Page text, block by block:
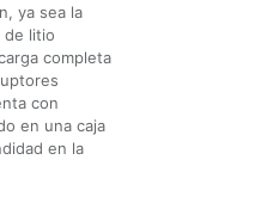
ya sea la
de litio
completa
con
en una caja
en la